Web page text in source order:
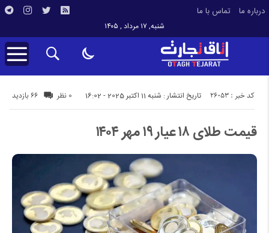
درباره ما تماس با ما
شنبه, ۱۷ مرداد , ۱۴۰۵
تاریخ انتشار : شنبه 11 اکتبر 2025 - 16:02 66 بازدید کد خبر : 26053 0 نظر
قیمت طلای ۱۸ عیار ۱۹ مهر ۱۴۰۴